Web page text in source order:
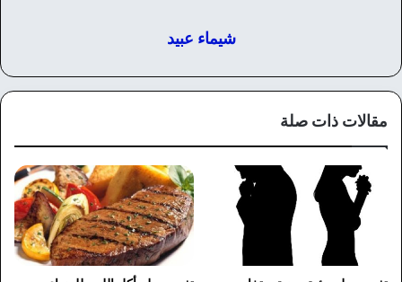
شيماء عبيد
مقالات ذات صلة